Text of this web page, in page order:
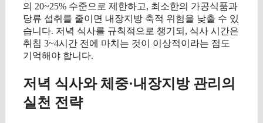
의 20~25% 수준으로 제한하고, 최소한의 가공식품과
당류 섭취를 줄이면 내장지방 축적 위험을 낮출 수 있
습니다. 저녁 식사를 규칙적으로 챙기되, 식사 시간은
취침 3~4시간 전에 마치는 것이 이상적이라는 점도
기억해야 합니다.
저녁 식사와 체중·내장지방 관리의
실천 전략